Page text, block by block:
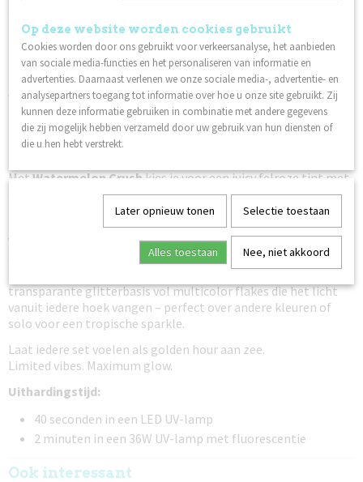
De collectie bestaat uit zes unieke shades, ieder met een eigen
zomerse uitstraling.
Sunset Belliniis een warme, stralende oranje tint met een
vleugje perzik, geïnspireerd op een perfect gemixte cocktail
tijdens zonsondergang.
Bahama Mamabrengt een zachtere tropische oranje kleur
met een frisse coral vibe die prachtig staat bij iedere
MetWatermelon Crushkies je voor een juicy felroze tint met
een hint van rood – speels, fris en een echte showstopper.
draait volledig om opvallen: een intense neonroze
kleur vol party- en beachclub energie.
Voor een zachtere luxe uitstraling is erPink Paradise
dromerige roze shimmer met een elegante glow.
transparante glitterbasis vol multicolor flakes die het licht
vanuit iedere hoek vangen – perfect over andere kleuren of
solo voor een tropische sparkle.
Laat iedere set voelen als golden hour aan zee.
Limited vibes. Maximum glow.
Uithardingstijd:
40 seconden in een LED UV-lamp
2 minuten in een 36W UV-lamp met fluorescentie
Ook interessant
Op deze website worden cookies gebruikt
Cookies worden door ons gebruikt voor verkeersanalyse, het aanbieden
van sociale media-functies en het personaliseren van informatie en
advertenties. Daarnaast verlenen we onze sociale media-, advertentie- en
analysepartners toegang tot informatie over hoe u onze site gebruikt. Zij
kunnen deze informatie gebruiken in combinatie met andere gegevens
die zij mogelijk hebben verzameld door uw gebruik van hun diensten of
die u hen hebt verstrekt.
Later opnieuw tonen Selectie toestaan
Alles toestaan Nee, niet akkoord